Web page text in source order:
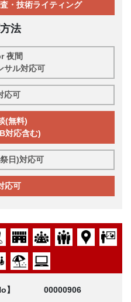
・技術ライティング
法
夜間
サル対応可
応可
(無料)
対応含む)
日)対応可
応可
】
00000906